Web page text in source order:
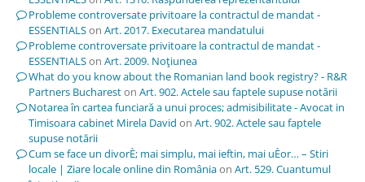
Probleme controversate privitoare la contractul de mandat -
ESSENTIALSon Art. 2017. Executarea mandatului
Probleme controversate privitoare la contractul de mandat -
ESSENTIALSon Art. 2009. Noţiunea
What do you know about the Romanian land book registry? - R&R
Partners Buchareston Art. 902. Actele sau faptele supuse notării
Notarea în cartea funciară a unui proces; admisibilitate - Avocat in
Timisoara cabinet Mirela David on Art. 902. Actele sau faptele
supuse notării
Cum se face un divorÈ; mai simplu, mai ieftin, mai uÈor… – Stiri
locale | Ziare locale online din Româniaon Art. 529. Cuantumul